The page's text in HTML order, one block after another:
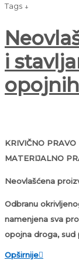
Tags ↓
i
KRIVIČNO PRAVO
MATERIJALNO
Neovlašćena
Odbranu
namenjena sva
opojna droga, sud
Opširnije